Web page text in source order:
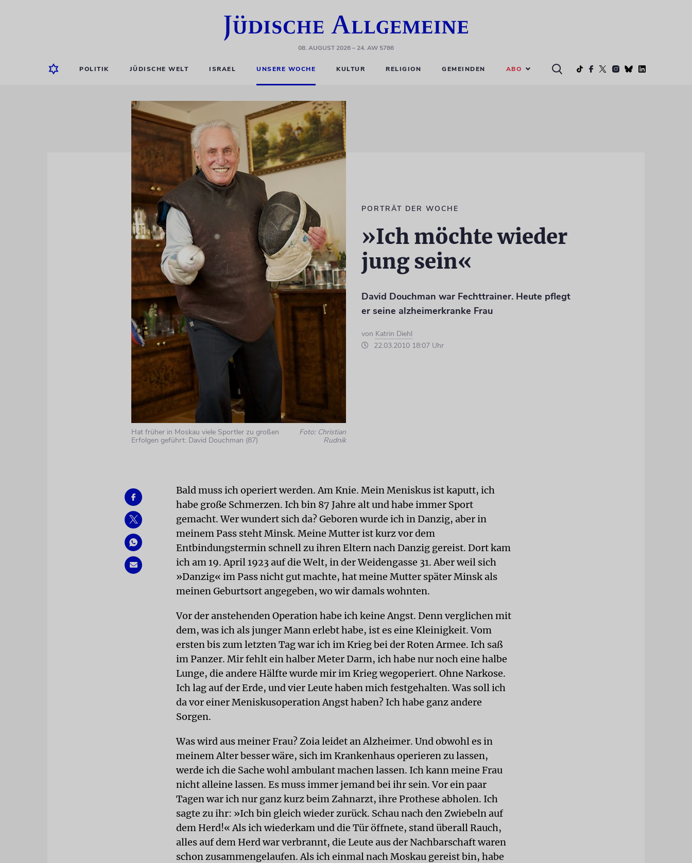
08. AUGUST 2026– 24. AW 5786
POLITIK JÜDISCHE WELT ISRAEL UNSERE WOCHE KULTUR RELIGION GEMEINDEN ABO
Hat früher in Moskau viele Sportler zu großen
Erfolgen geführt: David Douchman (87)
Foto: Christian
Rudnik
PORTRÄT DER WOCHE
»Ich möchte wieder
jung sein«
David Douchman war Fechttrainer. Heute pflegt
er seine alzheimerkranke Frau
von Katrin Diehl
22.03.2010 18:07 Uhr
Bald muss ich operiert werden. Am Knie. Mein Meniskus ist kaputt, ich
habe große Schmerzen. Ich bin 87 Jahre alt und habe immer Sport
gemacht. Wer wundert sich da? Geboren wurde ich in Danzig, aber in
meinem Pass steht Minsk. Meine Mutter ist kurz vor dem
Entbindungstermin schnell zu ihren Eltern nach Danzig gereist. Dort kam
ich am 19. April 1923 auf die Welt, in der Weidengasse 31. Aber weil sich
»Danzig« im Pass nicht gut machte, hat meine Mutter später Minsk als
meinen Geburtsort angegeben, wo wir damals wohnten.
Vor der anstehenden Operation habe ich keine Angst. Denn verglichen mit
dem, was ich als junger Mann erlebt habe, ist es eine Kleinigkeit. Vom
ersten bis zum letzten Tag war ich im Krieg bei der Roten Armee. Ich saß
im Panzer. Mir fehlt ein halber Meter Darm, ich habe nur noch eine halbe
Lunge, die andere Hälfte wurde mir im Krieg wegoperiert. Ohne Narkose.
Ich lag auf der Erde, und vier Leute haben mich festgehalten. Was soll ich
da vor einer Meniskusoperation Angst haben? Ich habe ganz andere
Sorgen.
Was wird aus meiner Frau? Zoia leidet an Alzheimer. Und obwohl es in
meinem Alter besser wäre, sich im Krankenhaus operieren zu lassen,
werde ich die Sache wohl ambulant machen lassen. Ich kann meine Frau
nicht alleine lassen. Es muss immer jemand bei ihr sein. Vor ein paar
Tagen war ich nur ganz kurz beim Zahnarzt, ihre Prothese abholen. Ich
sagte zu ihr: »Ich bin gleich wieder zurück. Schau nach den Zwiebeln auf
dem Herd!« Als ich wiederkam und die Tür öffnete, stand überall Rauch,
alles auf dem Herd war verbrannt, die Leute aus der Nachbarschaft waren
schon zusammengelaufen. Als ich einmal nach Moskau gereist bin, habe